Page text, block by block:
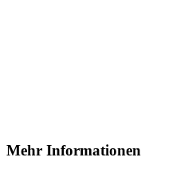
Mehr Informationen